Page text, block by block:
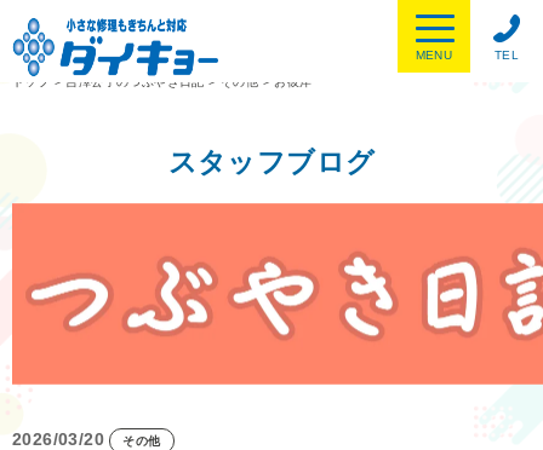
TEL
MENU
トップ
> 吉澤公子のつぶやき日記 > その他 > お彼岸
スタッフブログ
2026/03/20 その他